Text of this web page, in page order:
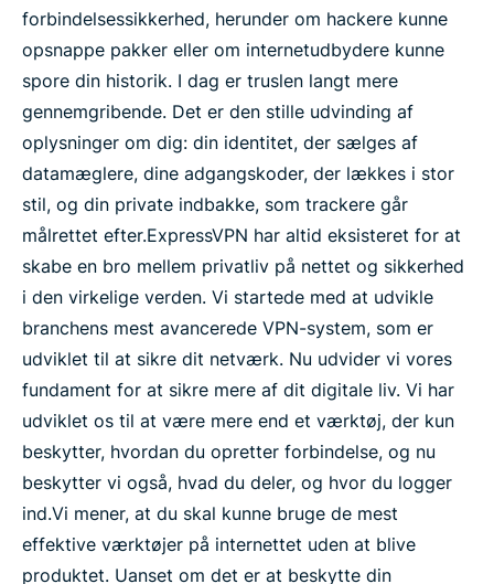
forbindelsessikkerhed, herunder om hackere kunne
opsnappe pakker eller om internetudbydere kunne
spore din historik. I dag er truslen langt mere
gennemgribende. Det er den stille udvinding af
oplysninger om dig: din identitet, der sælges af
datamæglere, dine adgangskoder, der lækkes i stor
stil, og din private indbakke, som trackere går
målrettet efter.ExpressVPN har altid eksisteret for at
skabe en bro mellem privatliv på nettet og sikkerhed
i den virkelige verden. Vi startede med at udvikle
branchens mest avancerede VPN-system, som er
udviklet til at sikre dit netværk. Nu udvider vi vores
fundament for at sikre mere af dit digitale liv. Vi har
udviklet os til at være mere end et værktøj, der kun
beskytter, hvordan du opretter forbindelse, og nu
beskytter vi også, hvad du deler, og hvor du logger
ind.Vi mener, at du skal kunne bruge de mest
effektive værktøjer på internettet uden at blive
produktet. Uanset om det er at beskytte din